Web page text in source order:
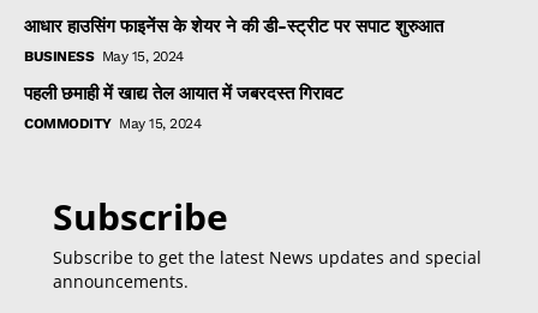
आधार हाउसिंग फाइनेंस के शेयर ने की डी-स्ट्रीट पर सपाट शुरुआत
BUSINESS May 15, 2024
पहली छमाही में खाद्य तेल आयात में जबरदस्त गिरावट
COMMODITY May 15, 2024
Subscribe
Subscribe to get the latest News updates and special
announcements.